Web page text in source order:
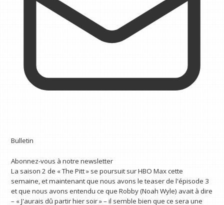
Bulletin
Abonnez-vous à notre newsletter
La saison 2 de « The Pitt » se poursuit sur HBO Max cette
semaine, et maintenant que nous avons le teaser de l'épisode 3
et que nous avons entendu ce que Robby (Noah Wyle) avait à dire
– « J'aurais dû partir hier soir » – il semble bien que ce sera une